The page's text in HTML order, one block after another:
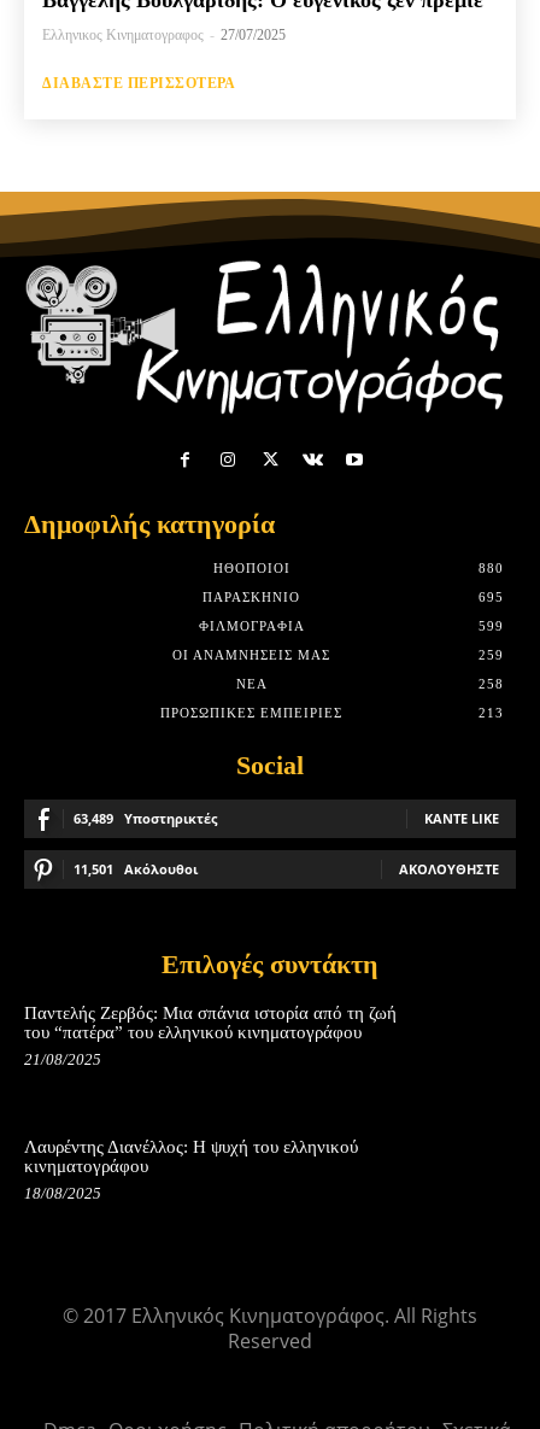
Ελληνικος Κινηματογραφος - 27/07/2025
ΔΙΑΒΆΣΤΕ ΠΕΡΙΣΣΌΤΕΡΑ
Δημοφιλής κατηγορία
HΘΟΠΟΙΟΊ
880
ΠΑΡΑΣΚΉΝΙΟ
695
ΦΙΛΜΟΓΡΑΦΊΑ
599
ΟΙ ΑΝΑΜΝΉΣΕΙΣ ΜΑΣ
259
ΝΈΑ
258
ΠΡΟΣΩΠΙΚΈΣ ΕΜΠΕΙΡΊΕΣ
213
Social
63,489 Υποστηρικτές ΚΆΝΤΕ LIKE
11,501 Ακόλουθοι ΑΚΟΛΟΥΘΉΣΤΕ
Επιλογές συντάκτη
Παντελής Ζερβός: Μια σπάνια ιστορία από τη ζωή
του “πατέρα” του ελληνικού κινηματογράφου
21/08/2025
Λαυρέντης Διανέλλος: Η ψυχή του ελληνικού
κινηματογράφου
18/08/2025
© 2017 Ελληνικός Κινηματογράφος. All Rights
Reserved